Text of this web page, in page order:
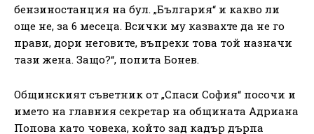
бензиностанция на бул. „България“ и какво ли
още не, за 6 месеца. Всички му казвахте да не го
прави, дори неговите, въпреки това той назначи
тази жена. Защо?“, попита Бонев.
Общинският съветник от „Спаси София“ посочи и
името на главния секретар на общината Адриана
Попова като човека, който зад кадър дърпа